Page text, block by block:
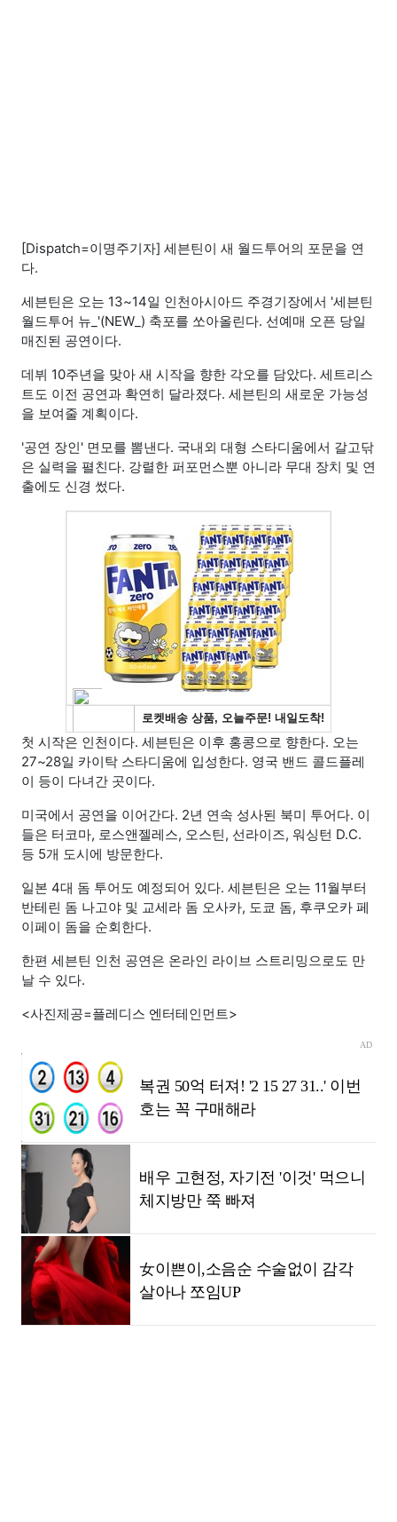
[Dispatch=이명주기자] 세븐틴이 새 월드투어의 포문을 연
다.
세븐틴은 오는 13~14일 인천아시아드 주경기장에서 '세븐틴
월드투어 뉴_'(NEW_) 축포를 쏘아올린다. 선예매 오픈 당일
매진된 공연이다.
데뷔 10주년을 맞아 새 시작을 향한 각오를 담았다. 세트리스
트도 이전 공연과 확연히 달라졌다. 세븐틴의 새로운 가능성
을 보여줄 계획이다.
'공연 장인' 면모를 뽐낸다. 국내외 대형 스타디움에서 갈고닦
은 실력을 펼친다. 강렬한 퍼포먼스뿐 아니라 무대 장치 및 연
출에도 신경 썼다.
첫 시작은 인천이다. 세븐틴은 이후 홍콩으로 향한다. 오는
27~28일 카이탁 스타디움에 입성한다. 영국 밴드 콜드플레
이 등이 다녀간 곳이다.
미국에서 공연을 이어간다. 2년 연속 성사된 북미 투어다. 이
들은 터코마, 로스앤젤레스, 오스틴, 선라이즈, 워싱턴 D.C.
등 5개 도시에 방문한다.
일본 4대 돔 투어도 예정되어 있다. 세븐틴은 오는 11월부터
반테린 돔 나고야 및 교세라 돔 오사카, 도쿄 돔, 후쿠오카 페
이페이 돔을 순회한다.
한편 세븐틴 인천 공연은 온라인 라이브 스트리밍으로도 만
날 수 있다.
<사진제공=플레디스 엔터테인먼트>